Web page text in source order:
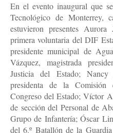
En el evento inaugural que
Tecnológico de Monterrey,
estuvieron presentes
primera voluntaria del DIF
presidente municipal de
Vázquez, magistrada
Justicia del Estado; Nancy
presidenta de la
Congreso del Estado; Víctor
de sección del Personal de
Grupo de Infantería; Óscar
del 6.º Batallón de la